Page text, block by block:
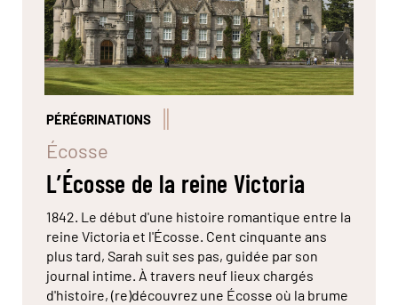
PÉRÉGRINATIONS
Écosse
L’Écosse de la reine Victoria
1842. Le début d'une histoire romantique entre la
reine Victoria et l'Écosse. Cent cinquante ans
plus tard, Sarah suit ses pas, guidée par son
journal intime. À travers neuf lieux chargés
d'histoire, (re)découvrez une Écosse où la brume